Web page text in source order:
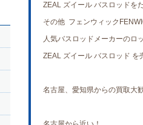
ZEAL ズイール バスロッドを
その他 フェンウィック
人気バスロッドメーカーのロ
ZEAL ズイール バスロッド を
名古屋、愛知県からの買取大